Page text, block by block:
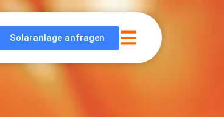
Solaranlage anfragen